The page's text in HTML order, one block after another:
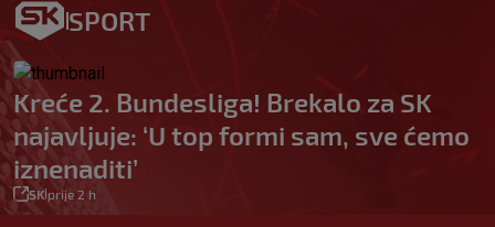
SPORT
Kreće 2. Bundesliga! Brekalo za SK
najavljuje: ‘U top formi sam, sve ćemo
iznenaditi’
SK prije 2 h